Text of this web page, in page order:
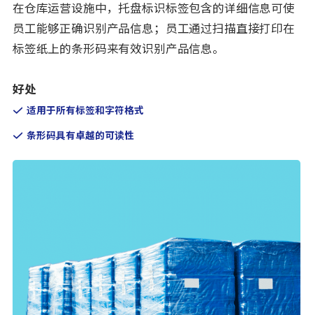
在仓库运营设施中，托盘标识标签包含的详细信息可使
员工能够正确识别产品信息；员工通过扫描直接打印在
标签纸上的条形码来有效识别产品信息。
好处
适用于所有标签和字符格式
条形码具有卓越的可读性